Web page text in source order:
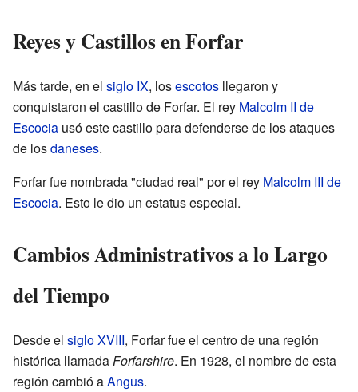
Reyes y Castillos en Forfar
Más tarde, en el siglo IX, losescotos llegaron y
conquistaron el castillo de Forfar. El rey Malcolm II de
Escocia usó este castillo para defenderse de los ataques
de losdaneses.
Forfar fue nombrada "ciudad real" por el rey Malcolm III de
Escocia. Esto le dio un estatus especial.
Cambios Administrativos a lo Largo
del Tiempo
Desde el siglo XVIII, Forfar fue el centro de una región
histórica llamadaForfarshire. En 1928, el nombre de esta
región cambió aAngus.